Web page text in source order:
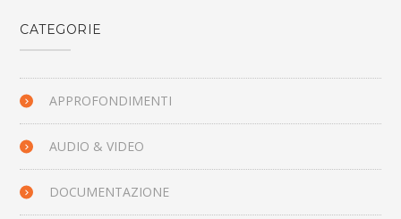
CATEGORIE
APPROFONDIMENTI
AUDIO & VIDEO
DOCUMENTAZIONE